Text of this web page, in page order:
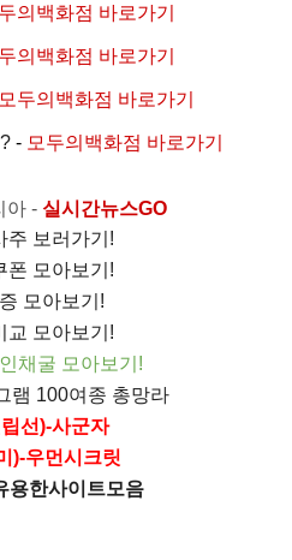
의백화점 바로가기
의백화점 바로가기
모두의백화점 바로가기
- 모두의백화점 바로가기
아- 실시간뉴스GO
주 보러가기!
폰 모아보기!
모아보기!
교 모아보기!
채굴 모아보기!
램 100여종 총망라
선)-사군자
)-우먼시크릿
용한사이트모음